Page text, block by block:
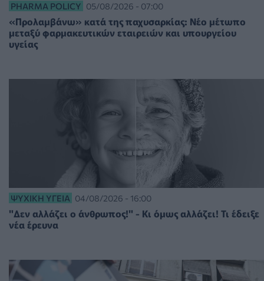
PHARMA POLICY 05/08/2026 - 07:00
«Προλαμβάνω» κατά της παχυσαρκίας: Νέο μέτωπο
μεταξύ φαρμακευτικών εταιρειών και υπουργείου
υγείας
ΨΥΧΙΚΉ ΥΓΕΊΑ 04/08/2026 - 16:00
"Δεν αλλάζει ο άνθρωπος!" - Κι όμως αλλάζει! Τι έδειξε
νέα έρευνα